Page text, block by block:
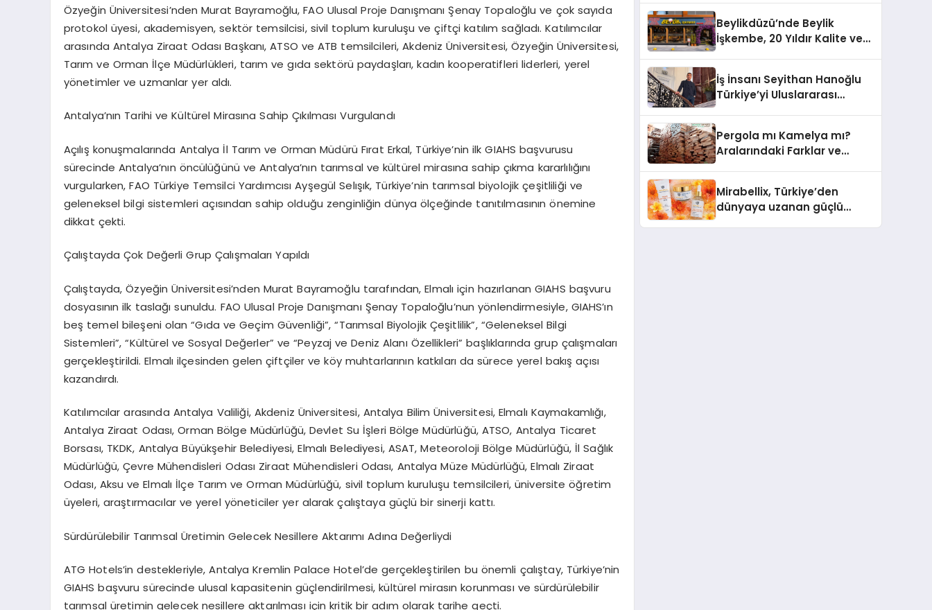
Özyeğin Üniversitesi’nden Murat Bayramoğlu, FAO Ulusal Proje Danışmanı Şenay Topaloğlu ve çok sayıda
protokol üyesi, akademisyen, sektör temsilcisi, sivil toplum kuruluşu ve çiftçi katılım sağladı. Katılımcılar
arasında Antalya Ziraat Odası Başkanı, ATSO ve ATB temsilcileri, Akdeniz Üniversitesi, Özyeğin Üniversitesi,
Tarım ve Orman İlçe Müdürlükleri, tarım ve gıda sektörü paydaşları, kadın kooperatifleri liderleri, yerel
yönetimler ve uzmanlar yer aldı.
Antalya’nın Tarihi ve Kültürel Mirasına Sahip Çıkılması Vurgulandı
Açılış konuşmalarında Antalya İl Tarım ve Orman Müdürü Fırat Erkal, Türkiye’nin ilk GIAHS başvurusu
sürecinde Antalya’nın öncülüğünü ve Antalya’nın tarımsal ve kültürel mirasına sahip çıkma kararlılığını
vurgularken, FAO Türkiye Temsilci Yardımcısı AyşegülSelışık, Türkiye’nin tarımsal biyolojik çeşitliliği ve
geleneksel bilgi sistemleri açısından sahip olduğu zenginliğin dünya ölçeğinde tanıtılmasının önemine
dikkat çekti.
Çalıştayda Çok Değerli Grup Çalışmaları Yapıldı
Çalıştayda, Özyeğin Üniversitesi’nden Murat Bayramoğlu tarafından, Elmalı için hazırlanan GIAHS başvuru
dosyasının ilk taslağı sunuldu. FAO Ulusal Proje Danışmanı Şenay Topaloğlu’nun yönlendirmesiyle, GIAHS’ın
beş temel bileşeni olan “Gıda ve Geçim Güvenliği”, “Tarımsal Biyolojik Çeşitlilik”, “Geleneksel Bilgi
Sistemleri”, “Kültürel ve Sosyal Değerler” ve “Peyzaj ve Deniz Alanı Özellikleri” başlıklarında grup çalışmaları
gerçekleştirildi. Elmalı ilçesinden gelen çiftçiler ve köy muhtarlarının katkıları da sürece yerel bakış açısı
kazandırdı.
Katılımcılar arasında Antalya Valiliği, Akdeniz Üniversitesi, Antalya Bilim Üniversitesi, Elmalı Kaymakamlığı,
Antalya Ziraat Odası,Orman Bölge Müdürlüğü, Devlet Su İşleri Bölge Müdürlüğü, ATSO, Antalya Ticaret
Borsası, TKDK, Antalya Büyükşehir Belediyesi, Elmalı Belediyesi, ASAT, Meteoroloji Bölge Müdürlüğü, İl Sağlık
Müdürlüğü, Çevre Mühendisleri Odası Ziraat Mühendisleri Odası, Antalya Müze Müdürlüğü, Elmalı Ziraat
Odası,Aksu ve Elmalı İlçe Tarım ve Orman Müdürlüğü, sivil toplum kuruluşu temsilcileri, üniversite öğretim
üyeleri, araştırmacılar ve yerel yöneticiler yer alarak çalıştaya güçlü bir sinerji kattı.
Sürdürülebilir Tarımsal Üretimin Gelecek Nesillere Aktarımı Adına Değerliydi
ATGHotels’in destekleriyle, AntalyaKremlinPalace Hotel’de gerçekleştirilen bu önemli çalıştay, Türkiye’nin
GIAHS başvuru sürecinde ulusal kapasitenin güçlendirilmesi, kültürel mirasın korunması ve sürdürülebilir
tarımsal üretimin gelecek nesillere aktarılması için kritik bir adım olarak tarihe geçti.
Beylikdüzü’nde Beylik
İşkembe, 20 Yıldır Kalite ve
İş İnsanı Seyithan Hanoğlu
Türkiye’yi Uluslararası
Pergola mı Kamelya mı?
Aralarındaki Farklar ve
Mirabellix, Türkiye’den
dünyaya uzanan güçlü